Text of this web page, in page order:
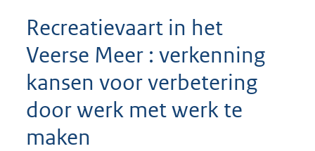
Recreatievaart in het
Veerse Meer : verkenning
kansen voor verbetering
door werk met werk te
maken